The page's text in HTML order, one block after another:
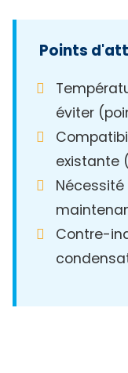
Points
éviter
existante
Contre-